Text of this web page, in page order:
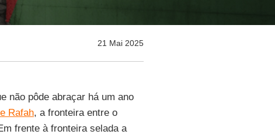
21 Mai 2025
não pôde abraçar há um ano
Rafah, a fronteira entre o
frente à fronteira selada a